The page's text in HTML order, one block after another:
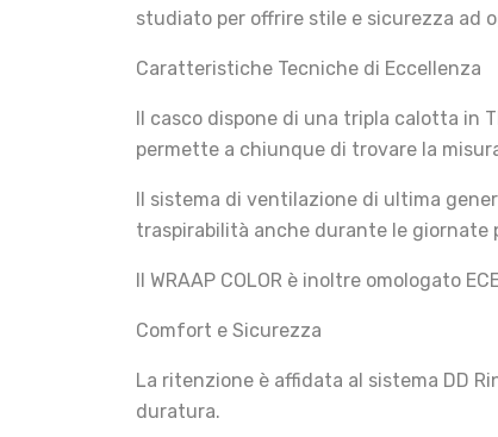
studiato per offrire stile e sicurezza ad
Caratteristiche Tecniche di Eccellenza
Il casco dispone di una tripla calotta in
permette a chiunque di trovare la
Il sistema di ventilazione di ultima
traspirabilità anche durante le giornate
Il WRAAP COLOR è inoltre omologato
Comfort e Sicurezza
La ritenzione è affidata al sistema DD
duratura.